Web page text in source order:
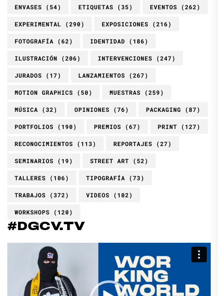
ENVASES (54) ETIQUETAS (35) EVENTOS (262)
EXPERIMENTAL (290) EXPOSICIONES (216)
FOTOGRAFÍA (62) IDENTIDAD (186)
ILUSTRACIÓN (206) INTERVENCIONES (247)
JURADOS (17) LANZAMIENTOS (267)
MOTION GRAPHICS (50) MUESTRAS (259)
MÚSICA (32) OPINIONES (76) PACKAGING (87)
PORTFOLIOS (190) PREMIOS (67) PRINT (127)
RECONOCIMIENTOS (113) REPORTAJES (27)
SEMINARIOS (19) STREET ART (52)
TALLERES (106) TIPOGRAFÍA (73)
TRABAJOS (372) VIDEOS (102)
WORKSHOPS (120)
#DGCV.TV
Reproductor